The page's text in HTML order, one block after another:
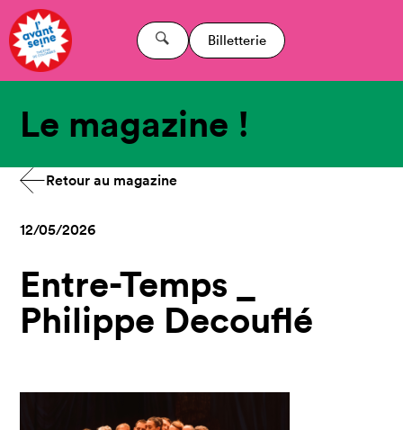
Billetterie
Le magazine !
Retour au magazine
12/05/2026
Entre-Temps _
Philippe Decouflé